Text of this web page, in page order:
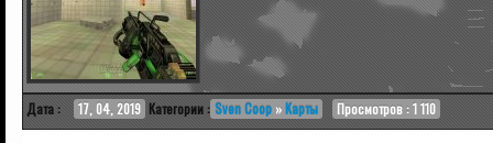
Дата : 17, 04, 2019 Категории : Sven Coop »Карты Просмотров : 1 110